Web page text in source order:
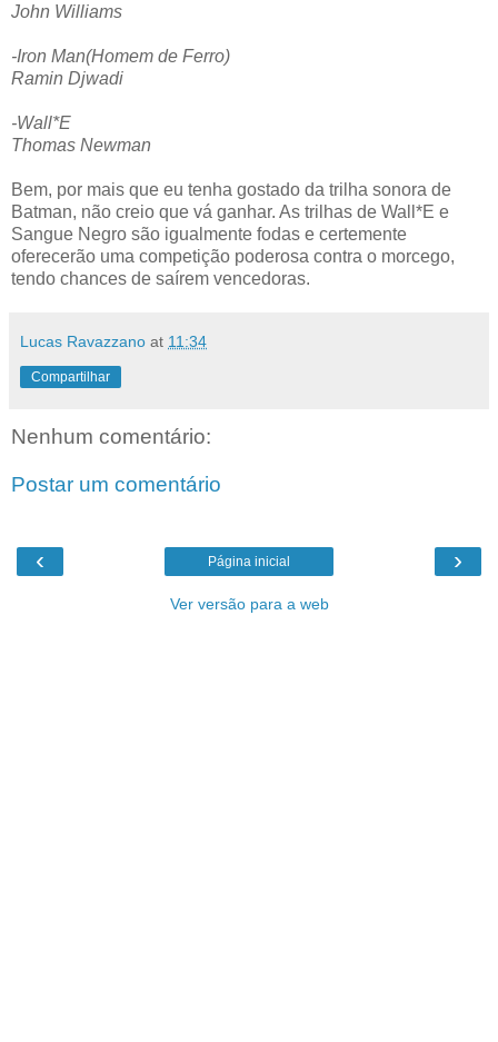
John Williams
-Iron Man(Homem de Ferro)
Ramin Djwadi
-Wall*E
Thomas Newman
Bem, por mais que eu tenha gostado da trilha sonora de
Batman, não creio que vá ganhar. As trilhas de Wall*E e
Sangue Negro são igualmente fodas e certemente
oferecerão uma competição poderosa contra o morcego,
tendo chances de saírem vencedoras.
Lucas Ravazzano at 11:34
Compartilhar
Nenhum comentário:
Postar um comentário
‹ ›
Página inicial
Ver versão para a web